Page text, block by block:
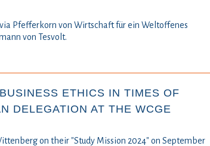
Pfefferkorn von Wirtschaft für ein Weltoffenes
von Tesvolt.
ETHICS IN TIMES OF
DELEGATION AT THE WCGE
on their "Study Mission 2024" on September